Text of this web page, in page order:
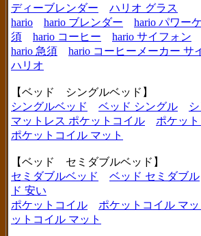
ディーブレンダー
ハリオ グラス
hario
hario ブレンダー hario パワー
須
hario コーヒー
hario サイフォン
hario 急須
hario コーヒーメーカー サ
ハリオ
【ベッド シングルベッド】
シングルベッド
ベッド シングル
マットレス ポケットコイル
ポケッ
ポケットコイル マット
【ベッド セミダブルベッド】
セミダブルベッド
ベッド セミダブル
ド 安い
ポケットコイル
ポケットコイル マ
ットコイル マット